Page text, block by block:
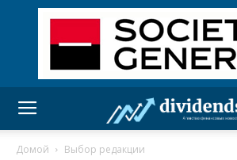
Домой Выбор редакции